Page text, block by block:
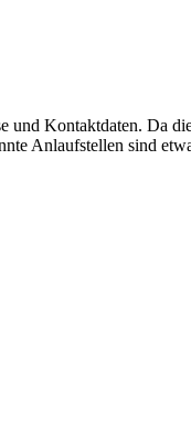
und Kontaktdaten.
Anlaufstellen sind